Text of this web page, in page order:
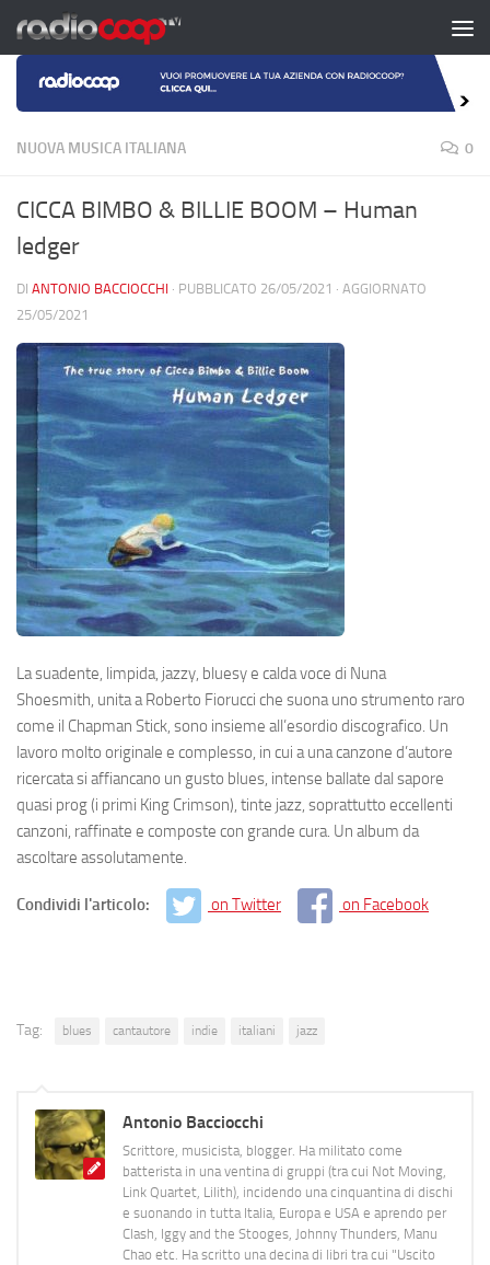
Salta al contenuto
NUOVA MUSICA ITALIANA 0
CICCA BIMBO & BILLIE BOOM – Human
ledger
DI ANTONIO BACCIOCCHI · PUBBLICATO 26/05/2021 · AGGIORNATO
25/05/2021
La suadente, limpida, jazzy, bluesy e calda voce di Nuna
Shoesmith, unita a Roberto Fiorucci che suona uno strumento raro
come il Chapman Stick, sono insieme all’esordio discografico. Un
lavoro molto originale e complesso, in cui a una canzone d’autore
ricercata si affiancano un gusto blues, intense ballate dal sapore
quasi prog (i primi King Crimson), tinte jazz, soprattutto eccellenti
canzoni, raffinate e composte con grande cura. Un album da
ascoltare assolutamente.
Condividi l'articolo: on Twitter on Facebook
Tag: blues cantautore indie italiani jazz
Antonio Bacciocchi
Scrittore, musicista, blogger. Ha militato come
batterista in una ventina di gruppi (tra cui Not Moving,
Link Quartet, Lilith), incidendo una cinquantina di dischi
e suonando in tutta Italia, Europa e USA e aprendo per
Clash, Iggy and the Stooges, Johnny Thunders, Manu
Chao etc. Ha scritto una decina di libri tra cui "Uscito